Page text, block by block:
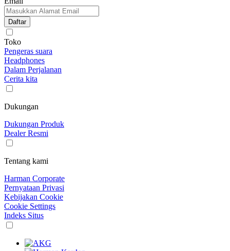
Daftar
Toko
Pengeras suara
Headphones
Dalam Perjalanan
Cerita kita
Dukungan
Dukungan Produk
Dealer Resmi
Tentang kami
Harman Corporate
Pernyataan Privasi
Kebijakan Cookie
Cookie Settings
Indeks Situs